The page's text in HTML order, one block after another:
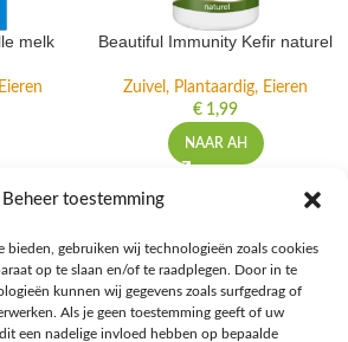
Beheer toestemming
bieden, gebruiken wij technologieën zoals cookies
op te slaan en/of te raadplegen. Door in te
kunnen wij gegevens zoals surfgedrag of
Als je geen toestemming geeft of uw
een nadelige invloed hebben op bepaalde
melk Beautiful Immunity Kefir naturel
Zuivel, Plantaardig, Eieren
€ 1,99
NAAR AH
keuzes van Albert Heijn, verrijk je
blogs over het keto-dieet, en deel jouw
onze bruisende online gemeenschap!